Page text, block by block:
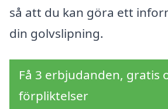
så att du kan göra ett
din golvslipning.
Få 3 erbjudanden, gratis
förpliktelser